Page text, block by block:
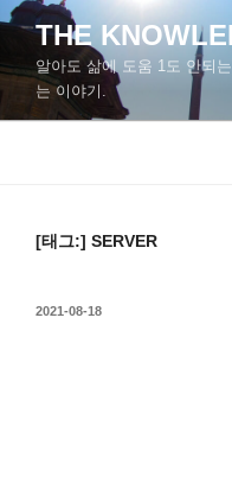
콘
츠
바
THE
알아도 삶에 도움 1도 안되
는 이야기.
[태그:] SERVER
작
2021-08-18